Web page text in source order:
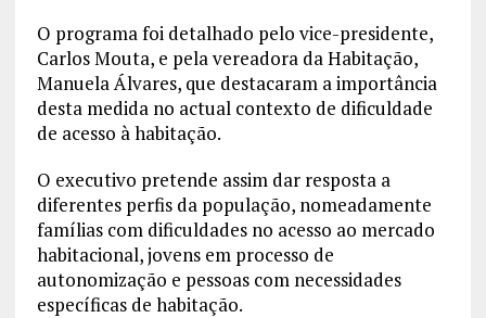
O programa foi detalhado pelo vice-presidente,
Carlos Mouta, e pela vereadora da Habitação,
Manuela Álvares, que destacaram a importância
desta medida no actual contexto de dificuldade
de acesso à habitação.
O executivo pretende assim dar resposta a
diferentes perfis da população, nomeadamente
famílias com dificuldades no acesso ao mercado
habitacional, jovens em processo de
autonomização e pessoas com necessidades
específicas de habitação.